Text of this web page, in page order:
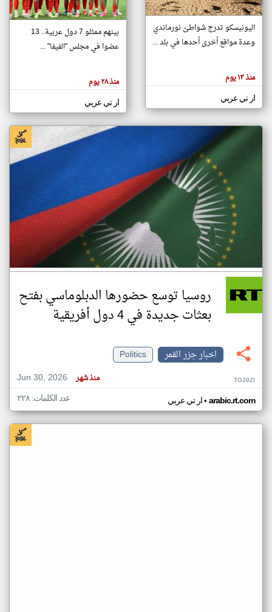
تغيير الدولة
اخبار جزر القمر على مدار الساعة
أهم اخبار جزر القمر العاجلة والمباشرة
هنا عن
وجهة
كاتبيها.
اليونيسكو تدرج شواطئ نورماندي
وعدة مواقع أخرى أحدها في بلد ...
منذ ١٣ يوم
ار تي عربي
بينهم ممثلو 7 دول عربية.. 13
عضوا في مجلس "الفيفا" ...
منذ ٢٨ يوم
ار تي عربي
روسيا توسع حضورها الدبلوماسي بفتح
بعثات جديدة في 4 دول أفريقية
اخبار جزر القمر
Politics
Jun 30, 2026
منذ شهر TG39ZI
ار تي عربي• arabic.rt.com عدد الكلمات: ٢٢٨
klyoum.com